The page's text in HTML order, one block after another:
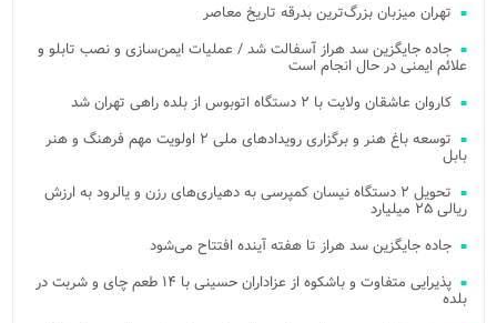
تهران میزبان بزرگ‌ترین بدرقه تاریخ معاصر
جاده جایگزین سد هراز آسفالت شد / عملیات ایمن‌سازی و نصب تابلو و
علائم ایمنی در حال انجام است
کاروان عاشقان ولایت با ۲ دستگاه اتوبوس از بلده راهی تهران شد
توسعه باغ هنر و برگزاری رویدادهای ملی ۲ اولویت مهم فرهنگ و هنر
بابل
تحویل ۲ دستگاه نیسان کمپرسی به دهیاری‌های رزن و یالرود به ارزش
ریالی ۲۵ میلیارد
جاده جایگزین سد هراز تا هفته آینده افتتاح می‌شود
پذیرایی متفاوت و باشکوه از عزاداران حسینی با ۱۴ طعم چای و شربت در
بلده